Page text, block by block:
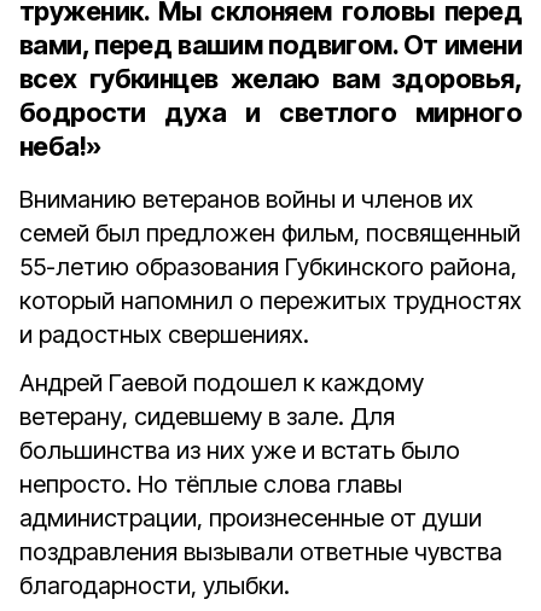
труженик. Мы склоняем головы перед
вами, перед вашим подвигом. От имени
всех губкинцев желаю вам здоровья,
бодрости духа и светлого мирного
неба!»
Вниманию ветеранов войны и членов их
семей был предложен фильм, посвященный
55-летию образования Губкинского района,
который напомнил о пережитых трудностях
и радостных свершениях.
Андрей Гаевой подошел к каждому
ветерану, сидевшему в зале. Для
большинства из них уже и встать было
непросто. Но тёплые слова главы
администрации, произнесенные от души
поздравления вызывали ответные чувства
благодарности, улыбки.